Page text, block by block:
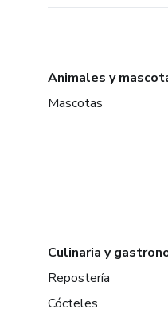
Animales y
Mascotas
Culinaria y
Repostería
Cócteles